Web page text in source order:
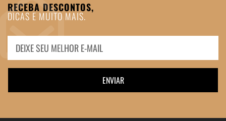
RECEBA DESCONTOS,
DICAS E MUITO MAIS.
ENVIAR